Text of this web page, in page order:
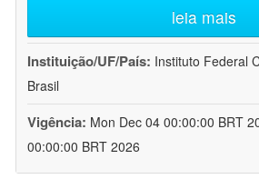
leia mais
Instituição/UF/País: Instituto Federal
Brasil
Vigência: Mon Dec 04 00:00:00 BRT
00:00:00 BRT 2026